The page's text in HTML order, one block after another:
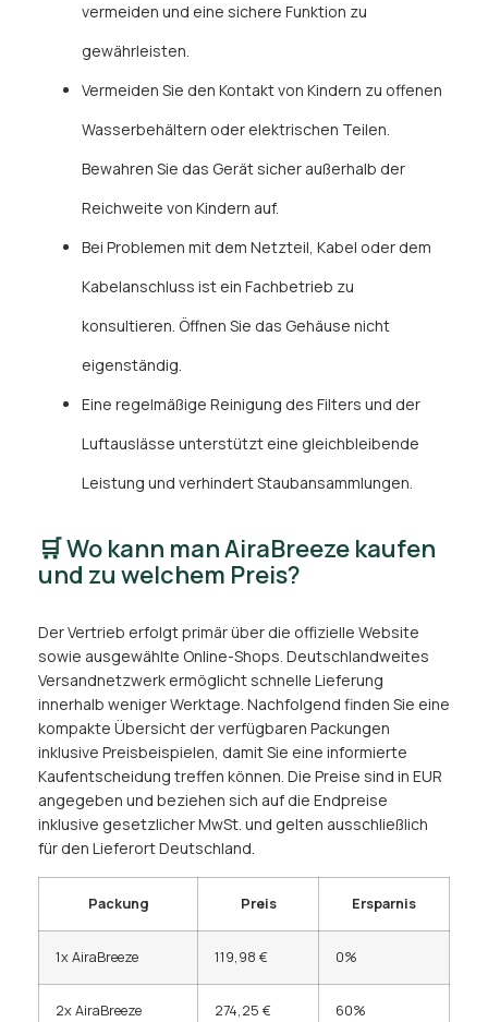
vermeiden und eine sichere Funktion zu
gewährleisten.
Vermeiden Sie den Kontakt von Kindern zu offenen
Wasserbehältern oder elektrischen Teilen.
Bewahren Sie das Gerät sicher außerhalb der
Reichweite von Kindern auf.
Bei Problemen mit dem Netzteil, Kabel oder dem
Kabelanschluss ist ein Fachbetrieb zu
konsultieren. Öffnen Sie das Gehäuse nicht
eigenständig.
Eine regelmäßige Reinigung des Filters und der
Luftauslässe unterstützt eine gleichbleibende
Leistung und verhindert Staubansammlungen.
🛒 Wo kann man AiraBreeze kaufen
und zu welchem Preis?
Der Vertrieb erfolgt primär über die offizielle Website
sowie ausgewählte Online-Shops. Deutschlandweites
Versandnetzwerk ermöglicht schnelle Lieferung
innerhalb weniger Werktage. Nachfolgend finden Sie eine
kompakte Übersicht der verfügbaren Packungen
inklusive Preisbeispielen, damit Sie eine informierte
Kaufentscheidung treffen können. Die Preise sind in EUR
angegeben und beziehen sich auf die Endpreise
inklusive gesetzlicher MwSt. und gelten ausschließlich
für den Lieferort Deutschland.
Packung Preis Ersparnis
1x AiraBreeze 119,98 € 0%
2x AiraBreeze 274,25 € 60%